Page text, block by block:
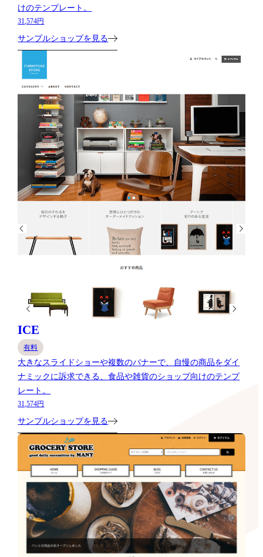
けのテンプレート。
31,574円
サンプルショップを見る
ICE
有料
大きなスライドショーや複数のバナーで、自慢の商品をダイ
ナミックに訴求できる、食品や雑貨のショップ向けのテンプ
レート。
31,574円
サンプルショップを見る